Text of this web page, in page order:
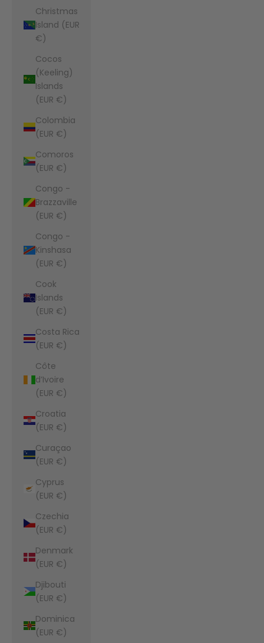
Christmas
Island (EUR
€)
Cocos
(Keeling)
Islands
(EUR €)
Colombia
(EUR €)
Comoros
(EUR €)
Congo -
Brazzaville
(EUR €)
Congo -
Kinshasa
(EUR €)
Cook
Islands
(EUR €)
Costa Rica
(EUR €)
Côte
d’Ivoire
(EUR €)
Croatia
(EUR €)
Curaçao
(EUR €)
Cyprus
(EUR €)
Czechia
(EUR €)
Denmark
(EUR €)
Djibouti
(EUR €)
Dominica
(EUR €)